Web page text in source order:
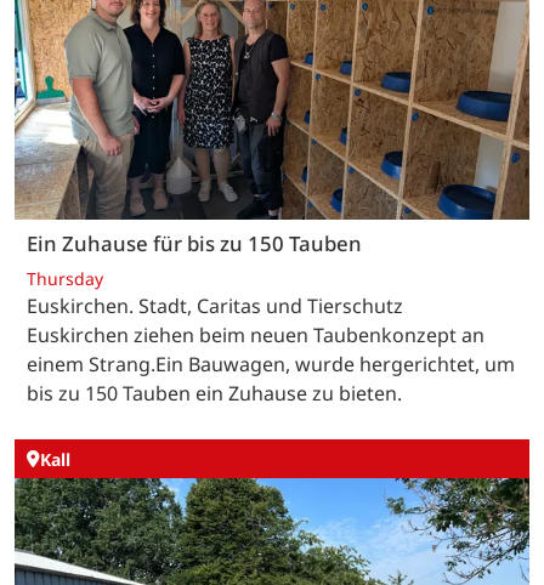
Ein Zuhause für bis zu 150 Tauben
Thursday
Euskirchen. Stadt, Caritas und Tierschutz
Euskirchen ziehen beim neuen Taubenkonzept an
einem Strang.Ein Bauwagen, wurde hergerichtet, um
bis zu 150 Tauben ein Zuhause zu bieten.
Kall